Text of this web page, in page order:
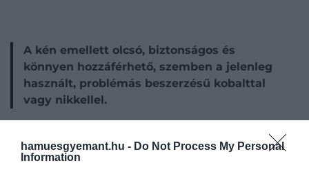
hamuesgyemant.hu - Do Not Process My Personal
Information
A kén emellett olcsó, biztonságos és
könnyen hozzáférhető, szemben a jelenleg
használt, problémás beszerzésű kobalttal
vagy nikkellel.